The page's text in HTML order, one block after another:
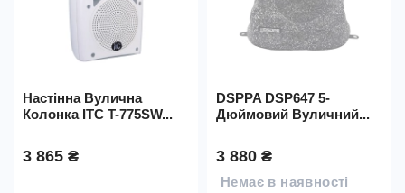
Настінна Вулична
Колонка ITC T-775SW...
3 865 ₴
DSPPA DSP647 5-
Дюймовий Вуличний...
3 880 ₴
Немає в наявності